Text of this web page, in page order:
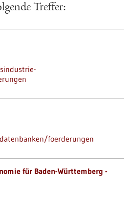
Treffer:
foerderungen
für Baden-Württemberg -